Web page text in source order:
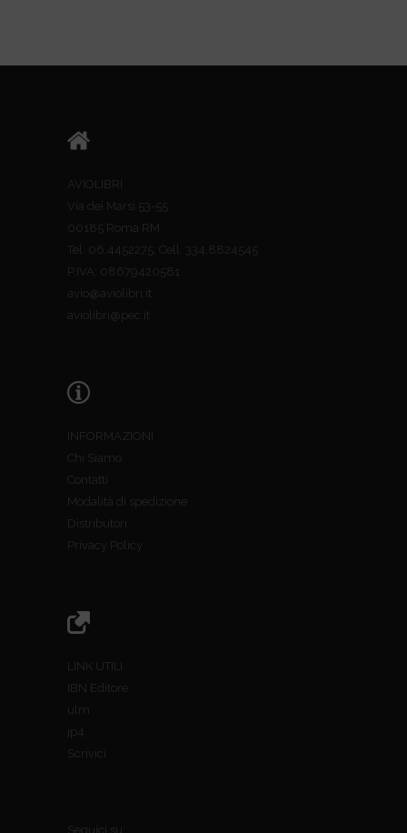
AVIOLIBRI
Via dei Marsi 53-55
00185 Roma RM
Tel. 06.4452275; Cell. 334.8824545
P.IVA: 08679420581
avio@aviolibri.it
aviolibri@pec.it
INFORMAZIONI
Chi Siamo
Contatti
Modalità di spedizione
Distributori
Privacy Policy
LINK UTILI
IBN Editore
ulm
jp4
Scrivici
Seguici su: